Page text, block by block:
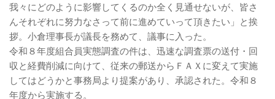
我々にどのように影響してくるのか全く見通せないが、皆さ
んそれぞれに努力なさって前に進めていって頂きたい」と挨
拶。小倉理事長が議長を務めて、議事に入った。
令和８年度組合員実態調査の件は、迅速な調査票の送付・回
収と経費削減に向けて、従来の郵送からＦＡＸに変えて実施
してはどうかと事務局より提案があり、承認された。令和８
年度から実施する。